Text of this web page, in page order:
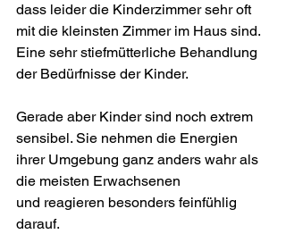
dass leider die Kinderzimmer sehr oft
mit die kleinsten Zimmer im Haus sind.
Eine sehr stiefmütterliche Behandlung
der Bedürfnisse der Kinder.
Gerade aber Kinder sind noch extrem
sensibel. Sie nehmen die Energien
ihrer Umgebung ganz anders wahr als
die meisten Erwachsenen
und reagieren besonders feinfühlig
darauf.